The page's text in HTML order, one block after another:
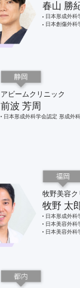
春山 勝
日本形成外科
日本創傷外科
アビームクリニック
前波 芳周
日本形成外科学会認定 形成外
牧野美容ク
牧野 太
日本形成外科
日本美容外科
日本美容外